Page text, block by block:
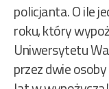
policjanta. O ile
roku, który
Uniwersytetu
przez dwie